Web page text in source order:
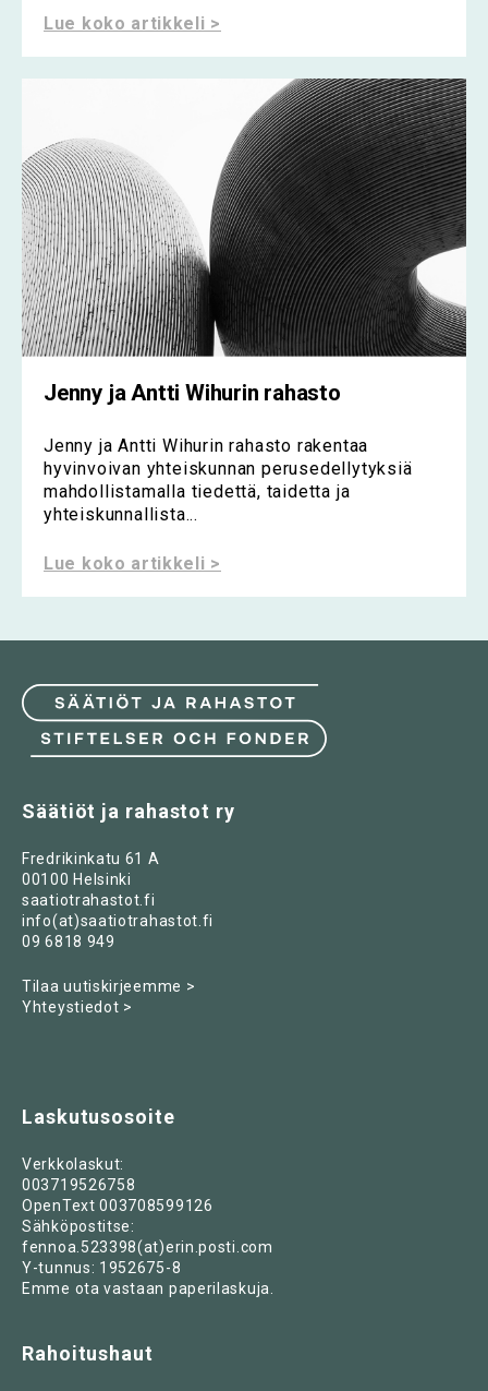
Lue koko artikkeli >
Jenny ja Antti Wihurin rahasto
Jenny ja Antti Wihurin rahasto rakentaa
hyvinvoivan yhteiskunnan perusedellytyksiä
mahdollistamalla tiedettä, taidetta ja
yhteiskunnallista...
Lue koko artikkeli >
Säätiöt ja rahastot ry
Fredrikinkatu 61 A
00100 Helsinki
saatiotrahastot.fi
info(at)saatiotrahastot.fi
09 6818 949
Tilaa uutiskirjeemme >
Yhteystiedot >
Laskutusosoite
Verkkolaskut:
003719526758
OpenText 003708599126
Sähköpostitse:
fennoa.523398(at)erin.posti.com
Y-tunnus: 1952675-8
Emme ota vastaan paperilaskuja.
Rahoitushaut